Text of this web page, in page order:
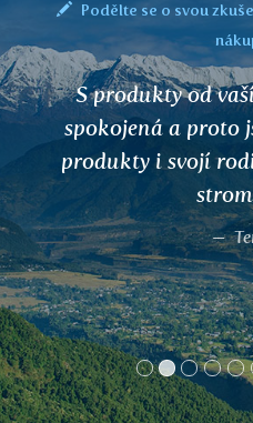
Podělte se o svou
S produkty od
spokojená a proto
produkty i svojí